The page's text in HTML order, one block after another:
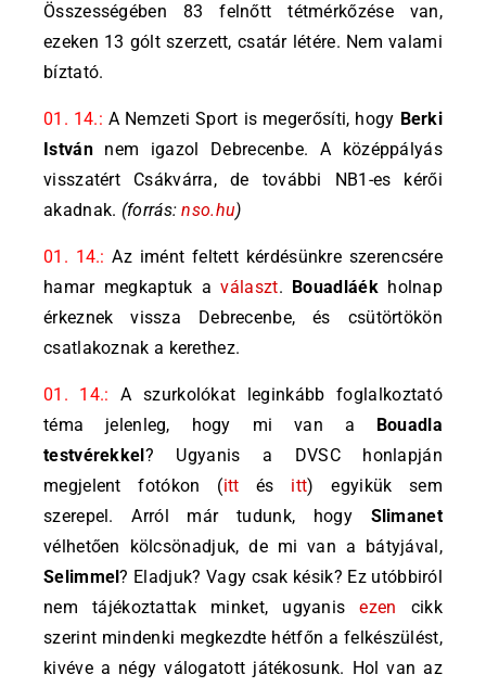
Összességében 83 felnőtt tétmérkőzése van,
ezeken 13 gólt szerzett, csatár létére. Nem valami
bíztató.
01. 14.: A Nemzeti Sport is megerősíti, hogy Berki
István nem igazol Debrecenbe. A középpályás
visszatért Csákvárra, de további NB1-es kérői
akadnak. (forrás:nso.hu)
01. 14.:Az imént feltett kérdésünkre szerencsére
hamar megkaptuk aválaszt. Bouadláékholnap
érkeznek vissza Debrecenbe, és csütörtökön
csatlakoznak a kerethez.
01. 14.:A szurkolókat leginkább foglalkoztató
téma jelenleg, hogy mi van a Bouadla
testvérekkel? Ugyanis a DVSC honlapján
megjelent fotókon (itt és itt) egyikük sem
szerepel. Arról már tudunk, hogy Slimanet
vélhetően kölcsönadjuk, de mi van a bátyjával,
Selimmel? Eladjuk? Vagy csak késik? Ez utóbbiról
nem tájékoztattak minket, ugyanisezen cikk
szerint mindenki megkezdte hétfőn a felkészülést,
kivéve a négy válogatott játékosunk. Hol van az